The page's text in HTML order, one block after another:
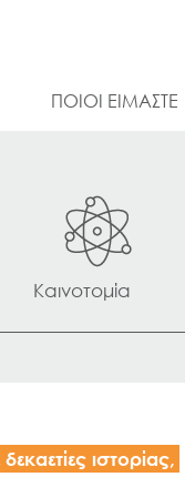
ΠΟΙΟΙ ΕΙΜΑΣΤΕ
Καινοτομία
δεκαετίες ιστορίας,